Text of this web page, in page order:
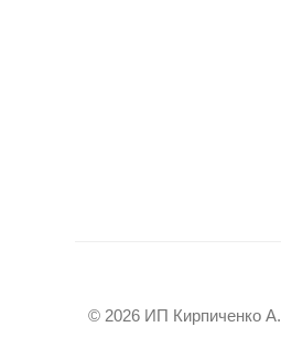
© 2026 ИП Кирпиченко